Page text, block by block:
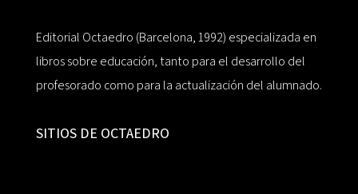
Editorial Octaedro (Barcelona, 1992) especializada en
libros sobre educación, tanto para el desarrollo del
profesorado como para la actualización del alumnado.
SITIOS DE OCTAEDRO